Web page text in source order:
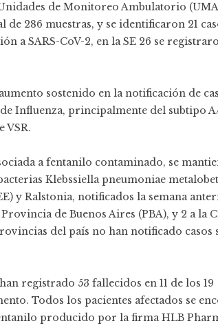
de Monitoreo Ambulatorio
286 muestras, y se identificaron 21
a SARS-CoV-2, en la SE 26 se
sostenido en la notificación de
Influenza, principalmente del subtipo
VSR.
a fentanilo contaminado, se
Klebssiella pneumoniae
y Ralstonia, notificados la semana
de Buenos Aires (PBA), y 2 a la
del país no han notificado casos
registrado 53 fallecidos en 11 de los 19
Todos los pacientes afectados se
producido por la firma HLB